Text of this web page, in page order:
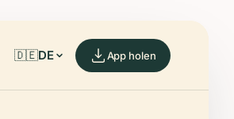
🇩🇪DE App holen